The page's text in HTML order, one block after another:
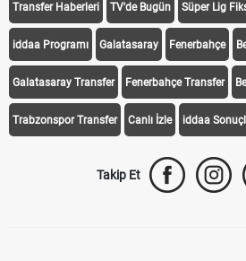
Transfer Haberleri TV'de Bugün Süper Lig
iddaa Programı Galatasaray Fenerbahçe
Galatasaray Transfer Fenerbahçe Transfer
Trabzonspor Transfer Canlı İzle iddaa
Takip Et